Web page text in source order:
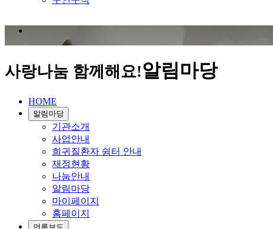
사랑나눔 함께해요!알림마당
HOME
알림마당
기관소개
사업안내
희귀질환자 쉼터 안내
재정현황
나눔안내
알림마당
마이페이지
홈페이지
언론보도